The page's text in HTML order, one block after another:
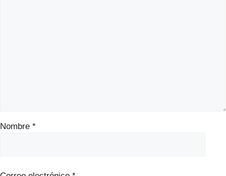
Nombre *